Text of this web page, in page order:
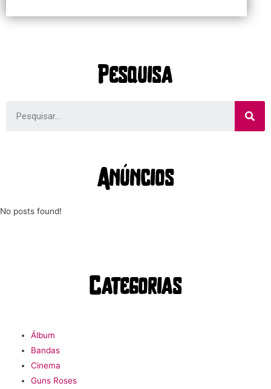
Pesquisa
Anúncios
No posts found!
Categorias
Álbum
Bandas
Cinema
Guns Roses